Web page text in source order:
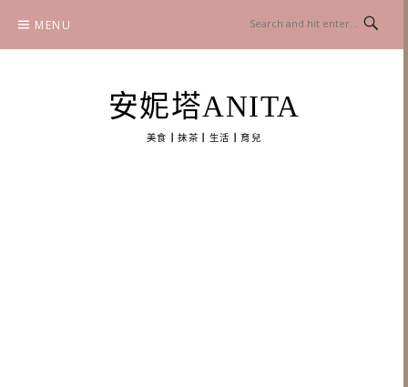
content
MENU
安妮塔ANITA
美食┃抹茶┃生活┃育兒